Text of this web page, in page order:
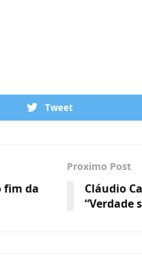
Tweet
fim da
Proximo Post
Cláudio
“Verdade